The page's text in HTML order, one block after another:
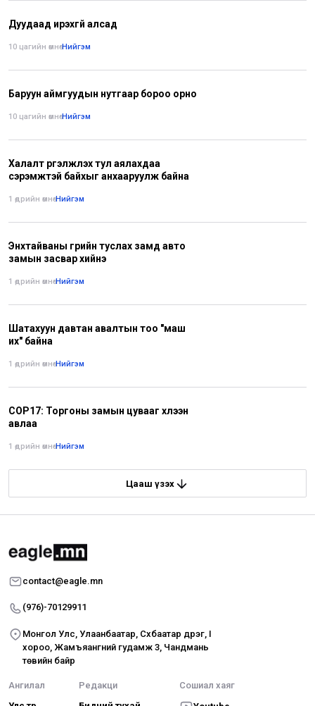
Дуудаад ирэхгүй алсад
10 цагийн өмнө•Нийгэм
Баруун аймгуудын нутгаар бороо орно
10 цагийн өмнө•Нийгэм
Халалт үргэлжлэх тул аялахдаа
сэрэмжтэй байхыг анхааруулж байна
1 өдрийн өмнө•Нийгэм
Энхтайваны гүүрийн туслах замд авто
замын засвар хийнэ
1 өдрийн өмнө•Нийгэм
Шатахуун давтан авалтын тоо "маш
их" байна
1 өдрийн өмнө•Нийгэм
COP17: Торгоны замын цувааг хүлээн
авлаа
1 өдрийн өмнө•Нийгэм
Цааш үзэх
contact@eagle.mn
(976)-70129911
Монгол Улс, Улаанбаатар, Сүхбаатар дүүрэг, I
хороо, Жамъяангүний гудамж 3, Чандмань
төвийн байр
Ангилал
Редакци
Сошиал хаяг